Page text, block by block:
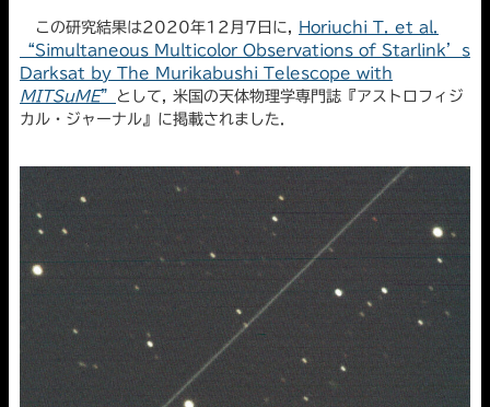
この研究結果は2020年12月7日に,
Horiuchi T. et al.
“Simultaneous Multicolor Observations of Starlink’s
Darksat by The Murikabushi Telescope with
MITSuME”
として, 米国の天体物理学専門誌『アストロフィジ
カル・ジャーナル』に掲載されました.